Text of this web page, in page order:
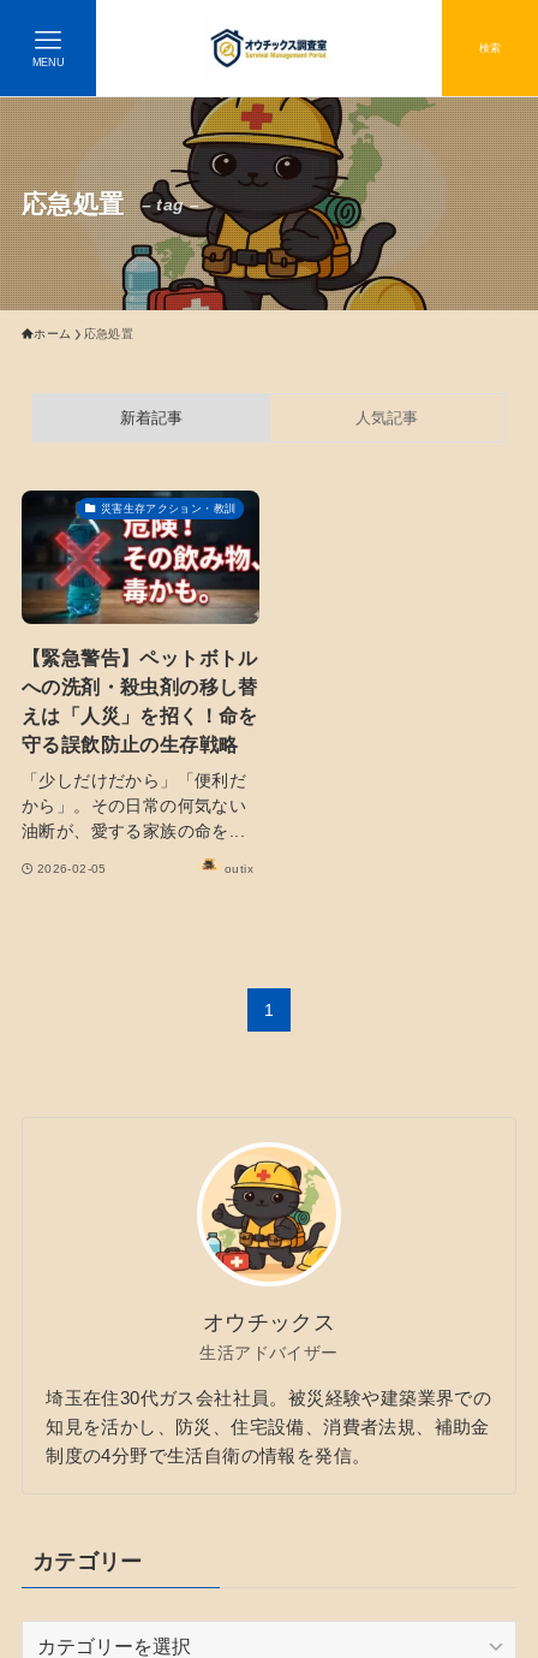
検索
MENU
応急処置 – tag –
ホーム 応急処置
新着記事 人気記事
災害生存アクション・教訓
【緊急警告】ペットボトル
への洗剤・殺虫剤の移し替
えは「人災」を招く！命を
守る誤飲防止の生存戦略
「少しだけだから」「便利だ
から」。その日常の何気ない
油断が、愛する家族の命を...
2026-02-05 outix
1
オウチックス
生活アドバイザー
埼玉在住30代ガス会社社員。被災経験や建築業界での
知見を活かし、防災、住宅設備、消費者法規、補助金
制度の4分野で生活自衛の情報を発信。
カテゴリー